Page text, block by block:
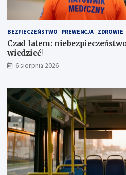
a
,
1
m
l
ł
BEZPIECZEŃSTWO PREWENCJA ZDROWIE
Czad latem:
wiedzieć!
6 sierpnia 2026